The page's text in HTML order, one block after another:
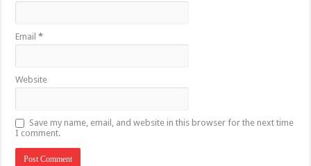
Email*
Website
Save my name, email, and website in this browser for the next time
I comment.